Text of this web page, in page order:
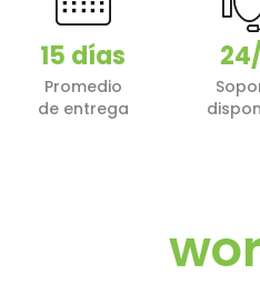
15 días
Promedio
de entrega